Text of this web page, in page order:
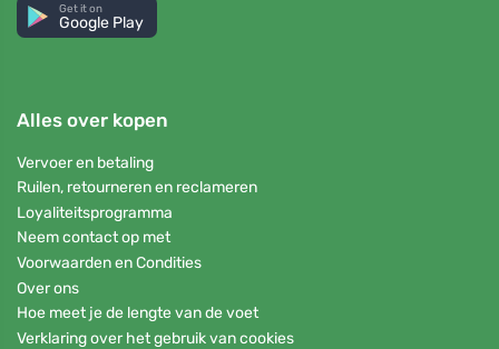
Get it on
Google Play
Alles over kopen
Vervoer en betaling
Ruilen, retourneren en reclameren
Loyaliteitsprogramma
Neem contact op met
Voorwaarden en Condities
Over ons
Hoe meet je de lengte van de voet
Verklaring over het gebruik van cookies